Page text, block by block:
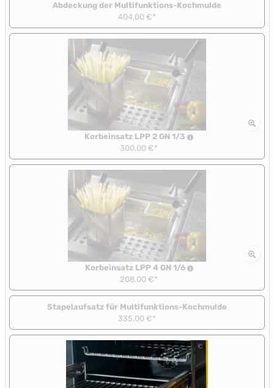
Abdeckung der Multifunktions-Kochmulde
404,00 €*
Korbeinsatz LPP 2 GN 1/3
300,00 €*
Korbeinsatz LPP 4 GN 1/6
208,00 €*
Stapelaufsatz für Multifunktions-Kochmulde
335,00 €*